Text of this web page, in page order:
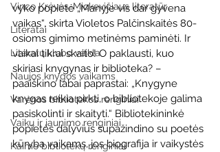
Vinco Krėvės-Mickevičiaus literatūr
Literatai
Literatų klubo veikla
Naujos knygos vaikams
Varėnos bibliotekos renginiai
Vaikų ir jaunimo renginiai
Kaimo bibliotekų renginiai
vyko popietė „Manyje vis dar gyvena
vaikas“, skirta Violetos Palčinskaitės 80-
osioms gimimo metinėms paminėti. Ir
vaikai tikrai skaito! O paklausti, kuo
skiriasi knygynas ir biblioteka? –
paaiškino labai paprastai: „Knygyne
knygas reikia pirkti, o bibliotekoje galima
pasiskolinti ir skaityti.“ Bibliotekininkė
popietės dalyvius supažindino su poetės
kūryba vaikams, jos biografija ir vaikystės